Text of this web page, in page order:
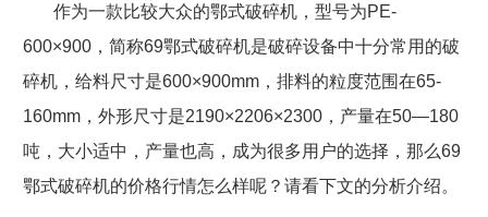
作为一款比较大众的鄂式破碎机，型号为PE-
600×900 ，简称69鄂式破碎机是破碎设备中十分常用的破
碎机，给料尺寸是600×900mm ，排料的粒度范围在65-
160mm ，外形尺寸是2190×2206×2300 ，产量在50—180
吨，大小适中，产量也高，成为很多用户的选择，那么69
鄂式破碎机的价格行情怎么样呢？请看下文的分析介绍。